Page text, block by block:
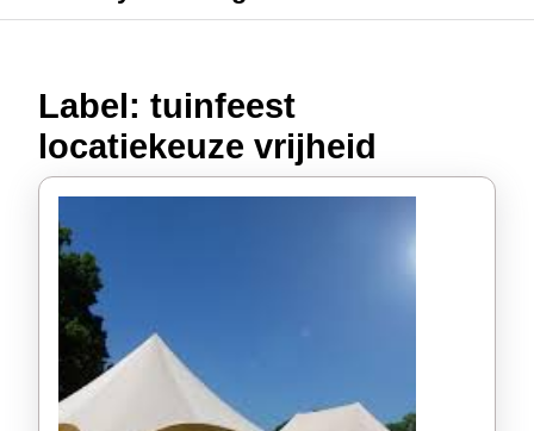
Label: tuinfeest
locatiekeuze vrijheid